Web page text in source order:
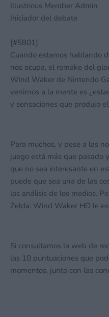
Illustrious Member Admin
Iniciador del debate
[#5801]
Cuando estamos hablando
nos ocupa, el remake del
Wind Waker de Nintendo
venirnos a la mente es
y sensaciones que produjo
Para muchos, y pese a las
juego está más que pasado
que no sea interesante en
puede que sea una de las
los análisis de los medios.
Zelda: Wind Waker HD le
Si consultamos la web de
las 10 puntuaciones que
momentos, junto con las